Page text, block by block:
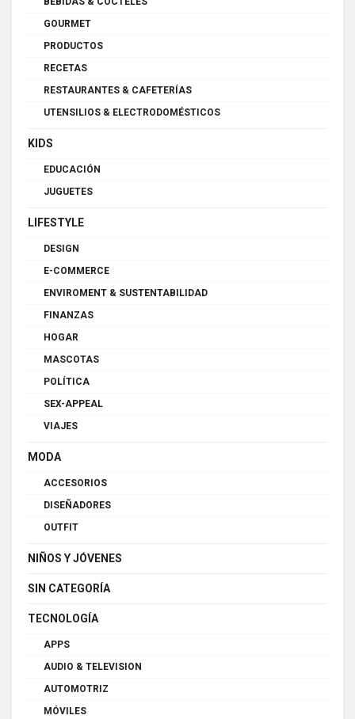
GOURMET
PRODUCTOS
RECETAS
RESTAURANTES & CAFETERÍAS
UTENSILIOS & ELECTRODOMÉSTICOS
KIDS
EDUCACIÓN
JUGUETES
LIFESTYLE
DESIGN
E-COMMERCE
ENVIROMENT & SUSTENTABILIDAD
FINANZAS
HOGAR
MASCOTAS
POLÍTICA
SEX-APPEAL
VIAJES
MODA
ACCESORIOS
DISEÑADORES
OUTFIT
NIÑOS Y JÓVENES
SIN CATEGORÍA
TECNOLOGÍA
APPS
AUDIO & TELEVISION
AUTOMOTRIZ
MÓVILES